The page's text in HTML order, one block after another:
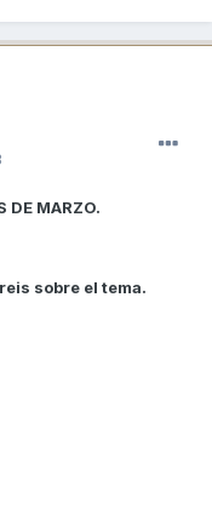
MARZO.
sobre el tema.